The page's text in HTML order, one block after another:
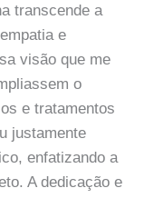
transcende a
e
visão que me
o
e tratamentos
justamente
enfatizando a
A dedicação e